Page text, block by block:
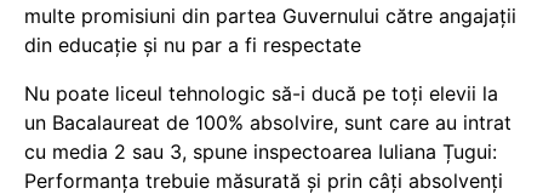
multe promisiuni din partea Guvernului către angajații
din educație și nu par a fi respectate
Nu poate liceul tehnologic să-i ducă pe toți elevii la
un Bacalaureat de 100% absolvire, sunt care au intrat
cu media 2 sau 3, spune inspectoarea Iuliana Țugui:
Performanța trebuie măsurată și prin câți absolvenți